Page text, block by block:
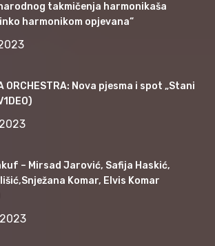
takmičenja harmonikaša
harmonikom opjevana“
ORCHESTRA: Nova pjesma i spot „Stani
– Mirsad Jarović, Safija Haskić,
Komar, Elvis Komar